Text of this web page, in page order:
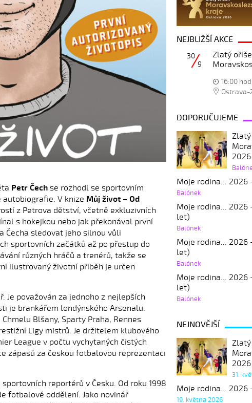
Petr Čech se rozhodl se sportovním
autobiografie. V knize Můj život – Od
z Petrova dětství, včetně exkluzivních
s hokejkou nebo jak překonával první
Čecha sledovat jeho silnou vůli
sportovních začátků až po přestup do
různých hráčů a trenérů, takže se
ilustrovaný životní příběh je určen
Je považován za jednoho z nejlepších
je brankářem londýnského Arsenalu.
Blšany, Sparty Praha, Rennes
Ligy mistrů. Je držitelem klubového
League v počtu vychytaných čistých
zápasů za českou fotbalovou reprezentaci
reportérů v Česku. Od roku 1998
fotbalové oddělení. Jako novinář
NEJBLIŽŠÍ AKCE
Zlatý
30
9
16:00 hod.
Ostrava-
DOPORUČUJEME
2026
Moje rodina... 2026
Balónek
Moje rodina... 2026
let)
Balónek
Moje rodina... 2026
let)
Balónek
Moje rodina... 2026
let)
Balónek
NEJNOVĚJŠÍ
2026
31.
Moje rodina... 2026
19. května 2026